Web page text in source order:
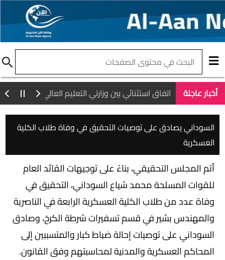
أخبار عاجلة اتفاق استثنائي بين وزارتي التعليم العالي في
السوداني يصادق على توصيات التحقيق في وفاة طلاب الكلية
العسكرية
أتم المجلس التحقيقي، بناءً على توجيهات القائد العام
للقوات المسلحة محمد شياع السوداني، التحقيق في
وفاة عدد من طلاب الكلية العسكرية الرابعة في الناصرية
والمهندس بشير في قسم تسفيرات شرطة الكرخ، وصادق
السوداني على توصيات إحالة ضباط كبار والمتسببين إلى
المحاكم العسكرية والمدنية لمحاسبتهم وفق القانون.